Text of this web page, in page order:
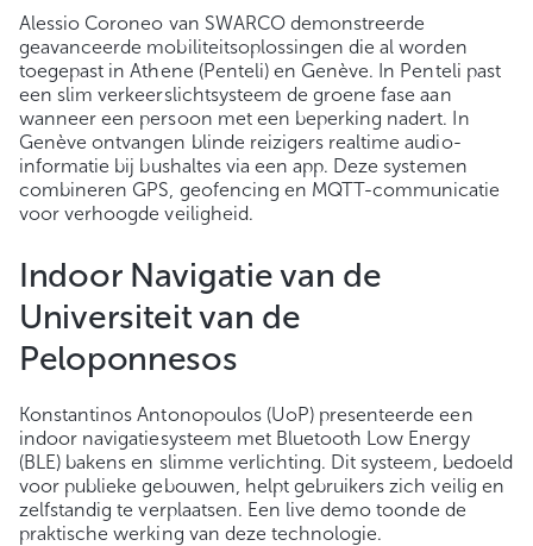
Alessio Coroneo van SWARCO demonstreerde
geavanceerde mobiliteitsoplossingen die al worden
toegepast in Athene (Penteli) en Genève. In Penteli past
een slim verkeerslichtsysteem de groene fase aan
wanneer een persoon met een beperking nadert. In
Genève ontvangen blinde reizigers realtime audio-
informatie bij bushaltes via een app. Deze systemen
combineren GPS, geofencing en MQTT-communicatie
voor verhoogde veiligheid.
Indoor Navigatie van de
Universiteit van de
Peloponnesos
Konstantinos Antonopoulos (UoP) presenteerde een
indoor navigatiesysteem met Bluetooth Low Energy
(BLE) bakens en slimme verlichting. Dit systeem, bedoeld
voor publieke gebouwen, helpt gebruikers zich veilig en
zelfstandig te verplaatsen. Een live demo toonde de
praktische werking van deze technologie.